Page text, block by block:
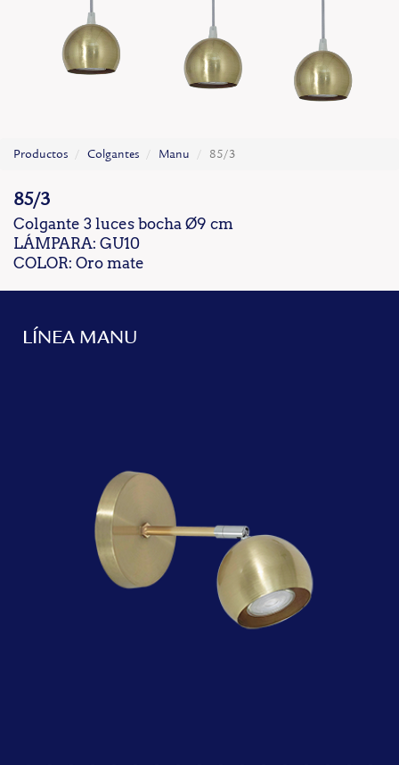
Productos Colgantes Manu 85/3
85/3
Colgante 3 luces bocha Ø9 cm
LÁMPARA: GU10
COLOR: Oro mate
LÍNEA MANU